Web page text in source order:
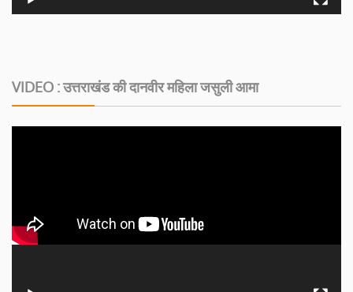
VIDEO : उत्तराखंड की दानवीर महिला जसुली आमा